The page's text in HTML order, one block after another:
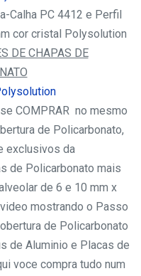
Calha PC 4412 e Perfil
cor cristal Polysolution
DE CHAPAS DE
COMPRAR no mesmo
de Policarbonato,
exclusivos da
de Policarbonato mais
de 6 e 10 mm x
mostrando o Passo
de Policarbonato
de Aluminio e Placas de
voce compra tudo num